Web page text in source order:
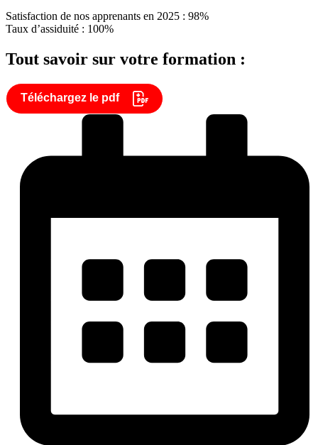
Satisfaction de nos apprenants en 2025 : 98%
Taux d’assiduité : 100%
Tout savoir sur votre formation :
Téléchargez le pdf